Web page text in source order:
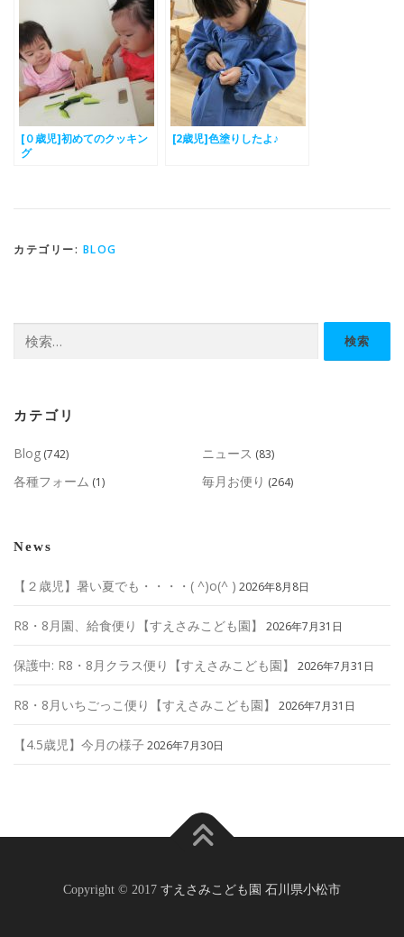
[０歳児]初めてのクッキン
グ
[2歳児]色塗りしたよ♪
カテゴリー: BLOG
索:
カテゴリ
Blog (742) ニュース (83)
各種フォーム (1) 毎月お便り (264)
News
【２歳児】暑い夏でも・・・・( ^)o(^ ) 2026年8月8日
R8・8月園、給食便り【すえさみこども園】 2026年7月31日
保護中: R8・8月クラス便り【すえさみこども園】 2026年7月31日
R8・8月いちごっこ便り【すえさみこども園】 2026年7月31日
【4.5歳児】今月の様子 2026年7月30日
Copyright © 2017 すえさみこども園 石川県小松市